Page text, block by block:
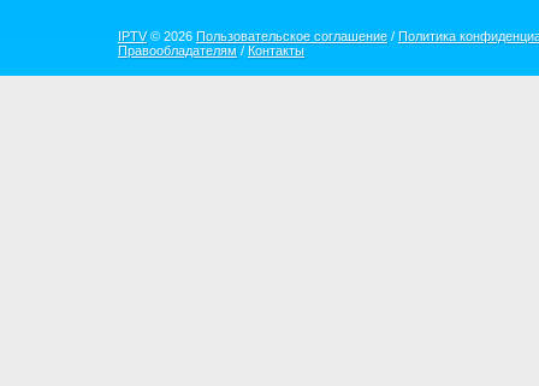
IPTV© 2026 Пользовательское соглашение / Политика
Правообладателям / Контакты